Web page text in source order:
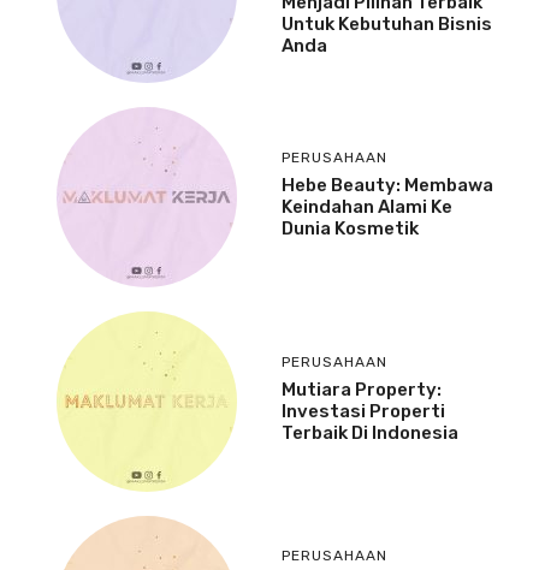
Untuk Kebutuhan Bisnis
Anda
PERUSAHAAN
Hebe Beauty: Membawa
Keindahan Alami Ke
Dunia Kosmetik
PERUSAHAAN
Mutiara Property:
Investasi Properti
Terbaik Di Indonesia
PERUSAHAAN